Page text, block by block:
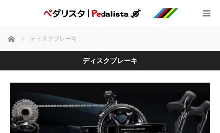
ホーム ディスクブレーキ
ディスクブレーキ